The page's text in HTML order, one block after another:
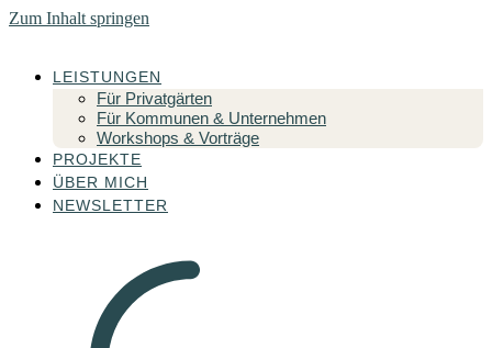
Zum Inhalt springen
LEISTUNGEN
Für Privatgärten
Für Kommunen & Unternehmen
Workshops & Vorträge
PROJEKTE
ÜBER MICH
NEWSLETTER